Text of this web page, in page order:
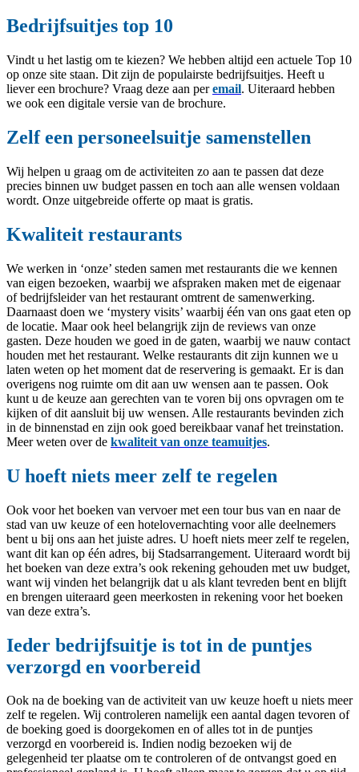
Bedrijfsuitjes top 10
Vindt u het lastig om te kiezen? We hebben altijd een actuele Top 10
op onze site staan. Dit zijn de populairste bedrijfsuitjes. Heeft u
liever een brochure? Vraag deze aan peremail. Uiteraard hebben
we ook een digitale versie van de brochure.
Zelf een personeelsuitje samenstellen
Wij helpen u graag om de activiteiten zo aan te passen dat deze
precies binnen uw budget passen en toch aan alle wensen voldaan
wordt. Onze uitgebreide offerte op maat is gratis.
Kwaliteit restaurants
We werken in ‘onze’ steden samen met restaurants die we kennen
van eigen bezoeken, waarbij we afspraken maken met de eigenaar
of bedrijfsleider van het restaurant omtrent de samenwerking.
Daarnaast doen we ‘mystery visits’ waarbij één van ons gaat eten op
de locatie. Maar ook heel belangrijk zijn de reviews van onze
gasten. Deze houden we goed in de gaten, waarbij we nauw contact
houden met het restaurant. Welke restaurants dit zijn kunnen we u
laten weten op het moment dat de reservering is gemaakt. Er is dan
overigens nog ruimte om dit aan uw wensen aan te passen. Ook
kunt u de keuze aan gerechten van te voren bij ons opvragen om te
kijken of dit aansluit bij uw wensen. Alle restaurants bevinden zich
in de binnenstad en zijn ook goed bereikbaar vanaf het treinstation.
Meer weten over de kwaliteit van onze teamuitjes.
U hoeft niets meer zelf te regelen
Ook voor het boeken van vervoer met een tour bus van en naar de
stad van uw keuze of een hotelovernachting voor alle deelnemers
bent u bij ons aan het juiste adres. U hoeft niets meer zelf te regelen,
want dit kan op één adres, bij Stadsarrangement. Uiteraard wordt bij
het boeken van deze extra’s ook rekening gehouden met uw budget,
want wij vinden het belangrijk dat u als klant tevreden bent en blijft
en brengen uiteraard geen meerkosten in rekening voor het boeken
van deze extra’s.
Ieder bedrijfsuitje is tot in de puntjes
verzorgd en voorbereid
Ook na de boeking van de activiteit van uw keuze hoeft u niets meer
zelf te regelen. Wij controleren namelijk een aantal dagen tevoren of
de boeking goed is doorgekomen en of alles tot in de puntjes
verzorgd en voorbereid is. Indien nodig bezoeken wij de
gelegenheid ter plaatse om te controleren of de ontvangst goed en